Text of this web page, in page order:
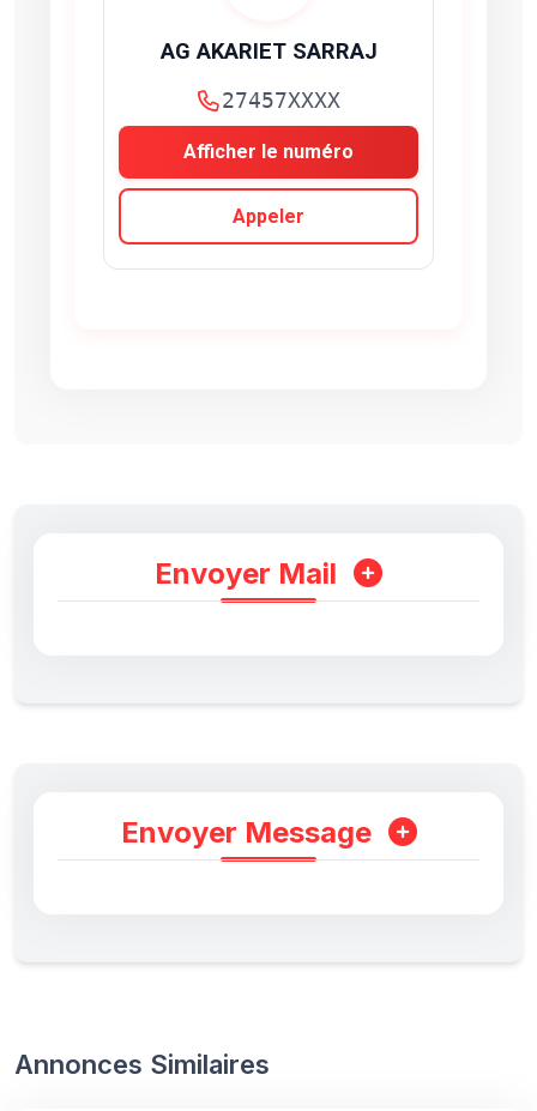
AG AKARIET SARRAJ
27457XXXX
Afficher le numéro
Appeler
Envoyer Mail
Envoyer Message
Annonces Similaires